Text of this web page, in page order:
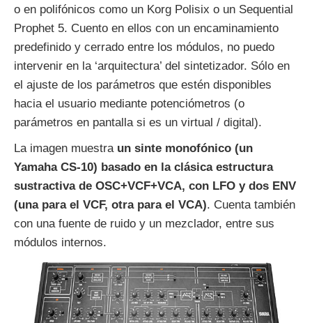
o en polifónicos como un Korg Polisix o un Sequential
Prophet 5. Cuento en ellos con un encaminamiento
predefinido y cerrado entre los módulos, no puedo
intervenir en la ‘arquitectura’ del sintetizador. Sólo en
el ajuste de los parámetros que estén disponibles
hacia el usuario mediante potenciómetros (o
parámetros en pantalla si es un virtual / digital).
La imagen muestra un sinte monofónico (un
Yamaha CS-10) basado en la clásica estructura
sustractiva de OSC+VCF+VCA, con LFO y dos ENV
(una para el VCF, otra para el VCA). Cuenta también
con una fuente de ruido y un mezclador, entre sus
módulos internos.